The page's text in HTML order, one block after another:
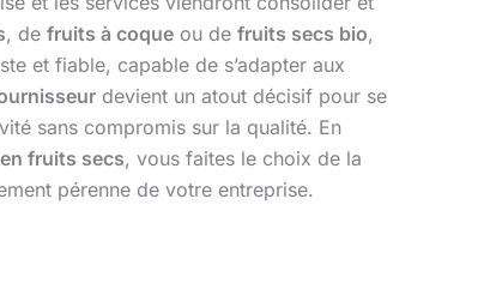
, de fruits à coque ou de fruits secs bio,
et fiable, capable de s’adapter aux
devient un atout décisif pour se
sans compromis sur la qualité. En
fruits secs, vous faites le choix de la
pérenne de votre entreprise.